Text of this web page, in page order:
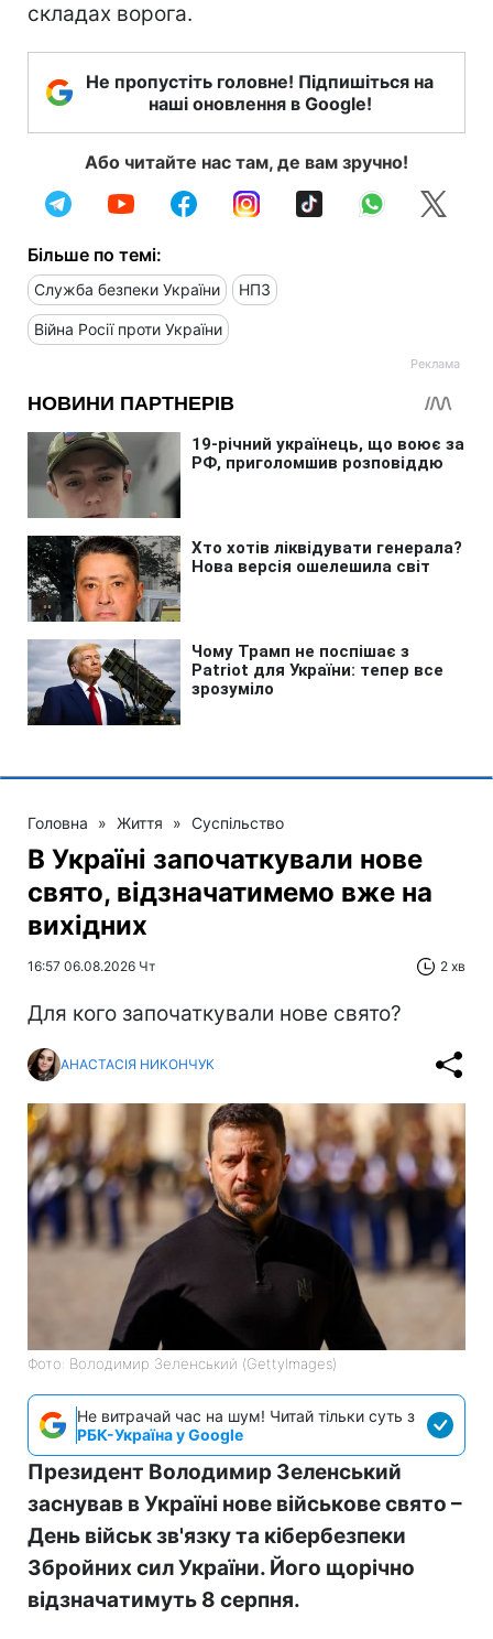
складах ворога.
Не пропустіть головне! Підпишіться на
наші оновлення в Google!
Або читайте нас там, де вам зручно!
Більше по темі:
Служба безпеки України НПЗ
Війна Росії проти України
Головна » Життя » Суспільство
В Україні започаткували нове
свято, відзначатимемо вже на
вихідних
16:57 06.08.2026 Чт 2 хв
Для кого започаткували нове свято?
АНАСТАСІЯ НИКОНЧУК
Фото: Володимир Зеленський (GettyImages)
Не витрачай час на шум! Читай тільки суть з
РБК-Україна у Google
Президент Володимир Зеленський
заснував в Україні нове військове свято –
День військ зв'язку та кібербезпеки
Збройних сил України. Його щорічно
відзначатимуть 8 серпня.